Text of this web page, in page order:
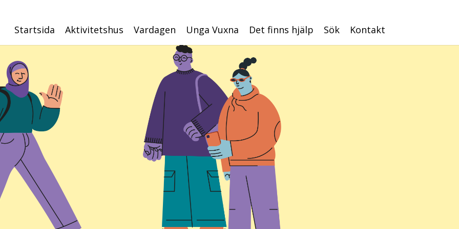
Startsida Aktivitetshus Vardagen Unga Vuxna Det finns hjälp Sök Kontakt